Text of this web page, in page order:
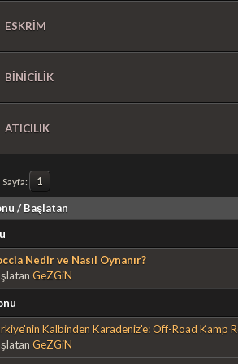
ESKRİM
BİNİCİLİK
ATICILIK
Sayfa 1
/ Başlatan
Nedir ve Nasıl Oynanır?
GeZGiN
Kalbinden Karadeniz'e: Off-Road Kamp
GeZGiN